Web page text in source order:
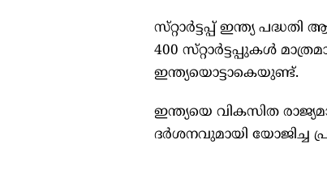
സ്‌റ്റാർട്ടപ്പ് ഇന്ത്യ
400 സ്‌റ്റാർട്ടപ്പുകള്‍
ഇന്ത്യയൊട്ടാകെയുണ്ട്.
ഇന്ത്യയെ വികസിത
ദർശനവുമായി യോജിച്ച